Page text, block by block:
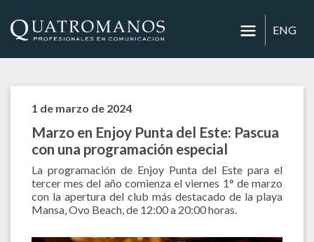
ENG
1 de marzo de 2024
Marzo en Enjoy Punta del Este: Pascua
con una programación especial
La programación de Enjoy Punta del Este para el
tercer mes del año comienza el viernes 1° de marzo
con la apertura del club más destacado de la playa
Mansa, Ovo Beach, de 12:00 a 20:00 horas.